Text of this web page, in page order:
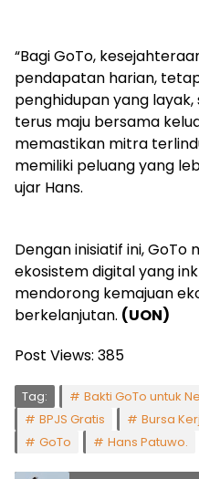
“Bagi GoTo,
pendapatan harian,
penghidupan yang
terus maju bersama
memastikan mitra
memiliki peluang yang
ujar Hans.
Dengan inisiatif ini,
ekosistem digital yang
mendorong kemajuan
berkelanjutan. (UON)
Post Views: 385
Tag: Bakti GoTo untuk
BPJS Gratis
Bursa
GoTo
Hans Patuwo.